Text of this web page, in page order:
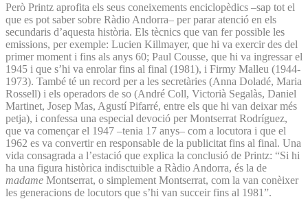
Però Printz aprofita els seus coneixements enciclopèdics –sap tot el
que es pot saber sobre Ràdio Andorra– per parar atenció en els
secundaris d’aquesta història. Els tècnics que van fer possible les
emissions, per exemple: Lucien Killmayer, que hi va exercir des del
primer moment i fins als anys 60; Paul Cousse, que hi va ingressar el
1945 i que s’hi va enrolar fins al final (1981), i Firmy Malleu (1944-
1973). També té un record per a les secretàries (Anna Doladé, Maria
Rossell) i els operadors de so (André Coll, Victorià Segalàs, Daniel
Martinet, Josep Mas, Agustí Pifarré, entre els que hi van deixar més
petja), i confessa una especial devoció per Montserrat Rodríguez,
que va començar el 1947 –tenia 17 anys– com a locutora i que el
1962 es va convertir en responsable de la publicitat fins al final. Una
vida consagrada a l’estació que explica la conclusió de Printz: “Si hi
ha una figura històrica indisctuible a Ràdio Andorra, és la de
madame Montserrat, o simplement Montserrat, com la van conèixer
les generacions de locutors que s’hi van succeir fins al 1981”.